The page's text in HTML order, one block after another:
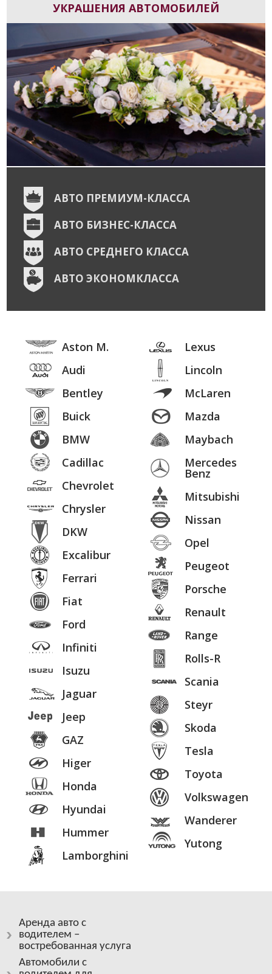
УКРАШЕНИЯ АВТОМОБИЛЕЙ
АВТО ПРЕМИУМ-КЛАССА
АВТО БИЗНЕС-КЛАССА
АВТО СРЕДНЕГО КЛАССА
АВТО ЭКОНОМКЛАССА
Aston M.
Audi
Bentley
Buick
BMW
Cadillac
Chevrolet
Chrysler
DKW
Excalibur
Ferrari
Fiat
Ford
Infiniti
Isuzu
Jaguar
Jeep
GAZ
Higer
Honda
Hyundai
Hummer
Lamborghini
Lexus
Lincoln
McLaren
Mazda
Maybach
Mercedes
Benz
Mitsubishi
Nissan
Opel
Peugeot
Porsche
Renault
Range
Rolls-R
Scania
Steyr
Skoda
Tesla
Toyota
Volkswagen
Wanderer
Yutong
Аренда авто с
водителем –
востребованная услуга
Автомобили с